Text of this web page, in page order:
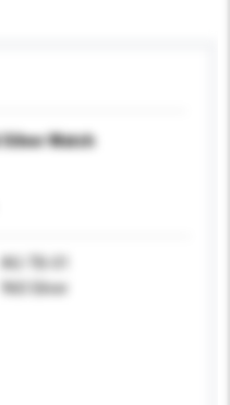
Watch
AG-TB-01
960 Silver